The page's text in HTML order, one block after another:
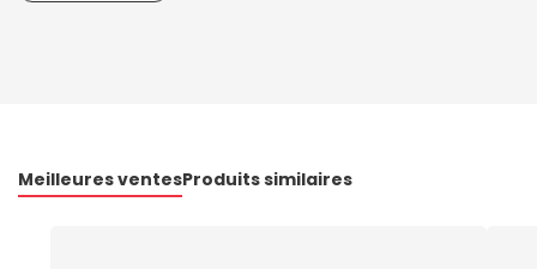
Meilleures ventesProduits similaires